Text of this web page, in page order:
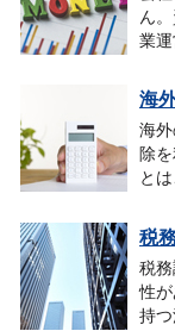
ん
業
海
海
除
と
税
税
性
持